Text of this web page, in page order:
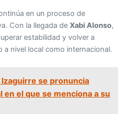
en un proceso de
Con la llegada deXabi Alonso,
estabilidad y volver a
nivel local como internacional.
Izaguirre se pronuncia
el que se menciona a su